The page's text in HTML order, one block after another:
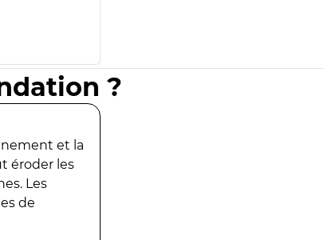
?
et la
éroder les
Les
de